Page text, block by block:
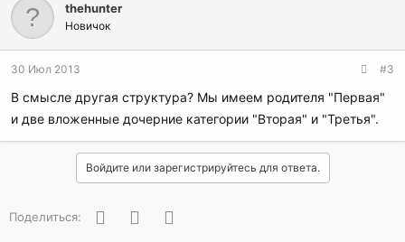
thehunter
Новичок
30 Июл 2013 #3
В смысле другая структура? Мы имеем родителя "Первая"
и две вложенные дочерние категории "Вторая" и "Третья".
Войдите или зарегистрируйтесь для ответа.
Поделиться: FacebookTwitter